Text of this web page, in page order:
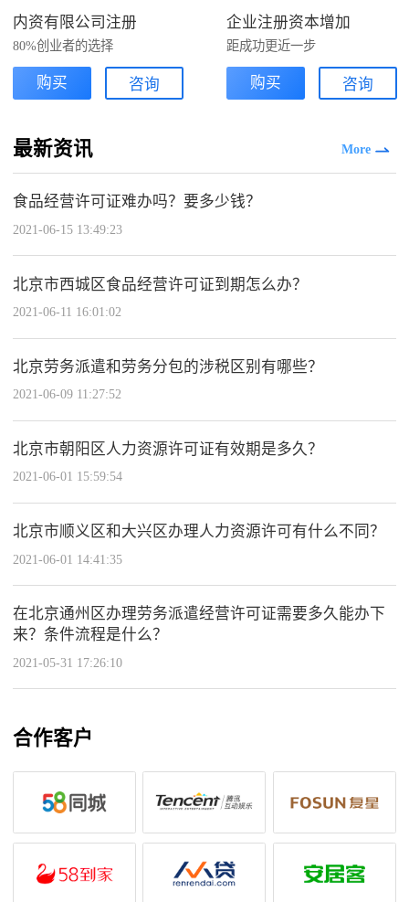
内资有限公司注册
80%创业者的选择
购买 咨询
企业注册资本增加
距成功更近一步
购买 咨询
最新资讯 More
食品经营许可证难办吗？要多少钱？
2021-06-15 13:49:23
北京市西城区食品经营许可证到期怎么办？
2021-06-11 16:01:02
北京劳务派遣和劳务分包的涉税区别有哪些？
2021-06-09 11:27:52
北京市朝阳区人力资源许可证有效期是多久？
2021-06-01 15:59:54
北京市顺义区和大兴区办理人力资源许可有什么不同？
2021-06-01 14:41:35
在北京通州区办理劳务派遣经营许可证需要多久能办下
来？条件流程是什么？
2021-05-31 17:26:10
合作客户